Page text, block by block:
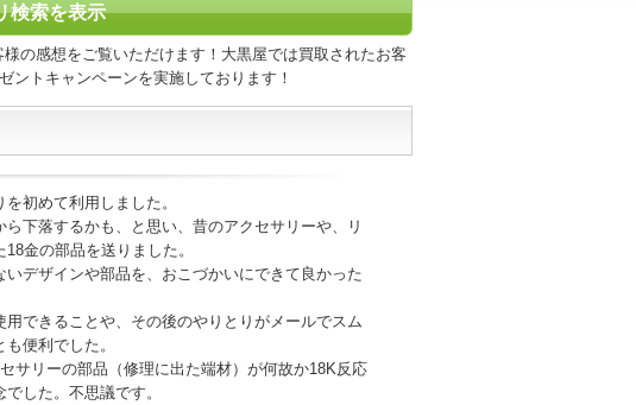
検索を表示
の感想をご覧いただけます！大黒屋では買取されたお客
ントキャンペーンを実施しております！
初めて利用しました。
ら下落するかも、と思い、昔のアクセサリーや、リ
金の部品を送りました。
いデザインや部品を、おこづかいにできて良かった
用できることや、その後のやりとりがメールでスム
便利でした。
サリーの部品（修理に出た端材）が何故か18K反応
した。不思議です。